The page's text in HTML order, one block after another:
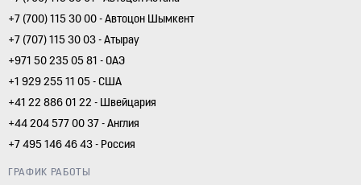
+7 (700) 115 30 00 - Автоцон Шымкент
+7 (707) 115 30 03 - Атырау
+971 50 235 05 81 - ОАЭ
+1 929 255 11 05 - США
+41 22 886 01 22 - Швейцария
+44 204 577 00 37 - Англия
+7 495 146 46 43 - Россия
ГРАФИК РАБОТЫ